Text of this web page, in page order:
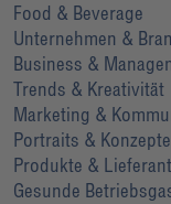
Food & Beverage
Unternehmen &
Business &
Trends & Kreativität
Marketing &
Portraits & Konzepte
Produkte &
Gesunde